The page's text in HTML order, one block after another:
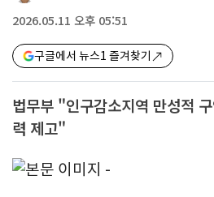
2026.05.11 오후 05:51
구글에서 뉴스1 즐겨찾기
법무부 "인구감소지역 만성적
력 제고"